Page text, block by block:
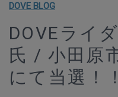
DOVE BLOG
DOVEライ
氏 / 小田原
にて当選！！